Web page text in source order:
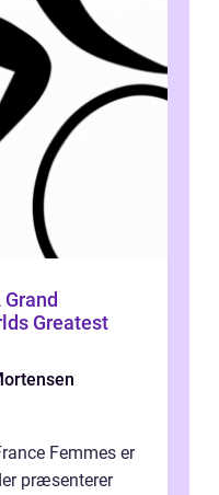
Greatest
Femmes er
præsenterer